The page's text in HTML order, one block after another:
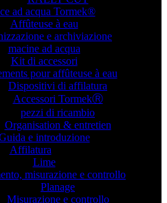
ad acqua Tormek®
Affûteuse à eau
e archiviazione
macine ad acqua
Kit di accessori
pour affûteuse à eau
Dispositivi di affilatura
Accessori TormekⓇ
pezzi di ricambio
Organisation & entretien
e introduzione
Affilatura
Lime
misurazione e controllo
Planage
Misurazione e controllo